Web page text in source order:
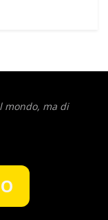
mondo, ma di